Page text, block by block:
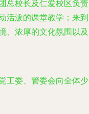
校长及仁爱校区
泼的课堂教学；
浓厚的文化氛围以
委、管委会向全